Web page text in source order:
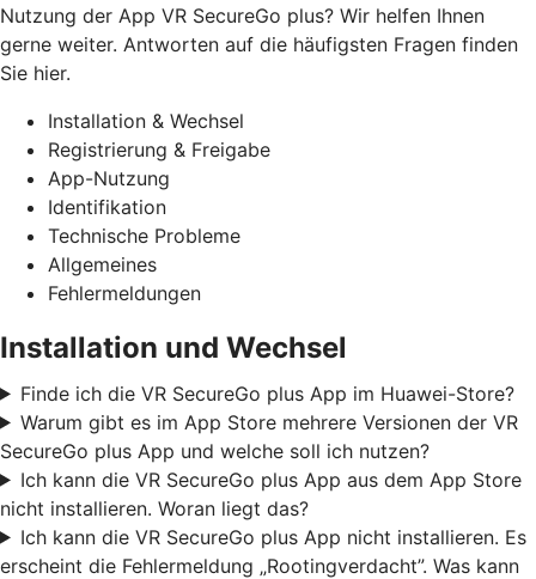
Nutzung der App VR SecureGo plus? Wir helfen Ihnen
gerne weiter. Antworten auf die häufigsten Fragen finden
Sie hier.
Installation & Wechsel
Registrierung & Freigabe
App-Nutzung
Identifikation
Technische Probleme
Allgemeines
Fehlermeldungen
Installation und Wechsel
Finde ich die VR SecureGo plus App im Huawei-Store?
Warum gibt es im App Store mehrere Versionen der VR
SecureGo plus App und welche soll ich nutzen?
Ich kann die VR SecureGo plus App aus dem App Store
nicht installieren. Woran liegt das?
Ich kann die VR SecureGo plus App nicht installieren. Es
erscheint die Fehlermeldung „Rootingverdacht”. Was kann